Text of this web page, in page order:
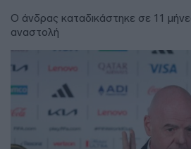
Ο άνδρας καταδικάστηκε σε 11
αναστολή